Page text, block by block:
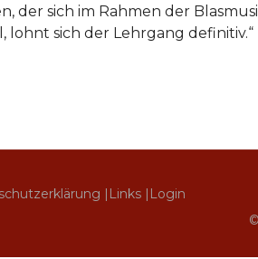
der sich im Rahmen der
lohnt sich der Lehrgang definitiv.“
| Links |
Login